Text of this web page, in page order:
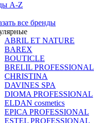
A-Z
все бренды
ABRIL ET NATURE
BAREX
BOUTICLE
BRELIL PROFESSIONAL
CHRISTINA
DAVINES SPA
DIOMA PROFESSIONAL
ELDAN cosmetics
EPICA PROFESSIONAL
ESTEL PROFESSIONAL